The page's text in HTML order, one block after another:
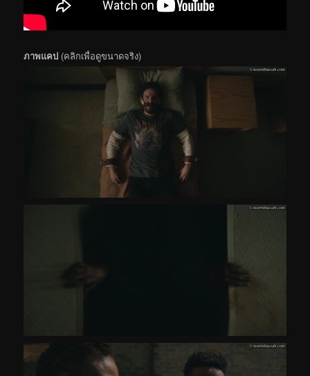
ภาพแคป (คลิกเพื่อดูขนาดจริง)